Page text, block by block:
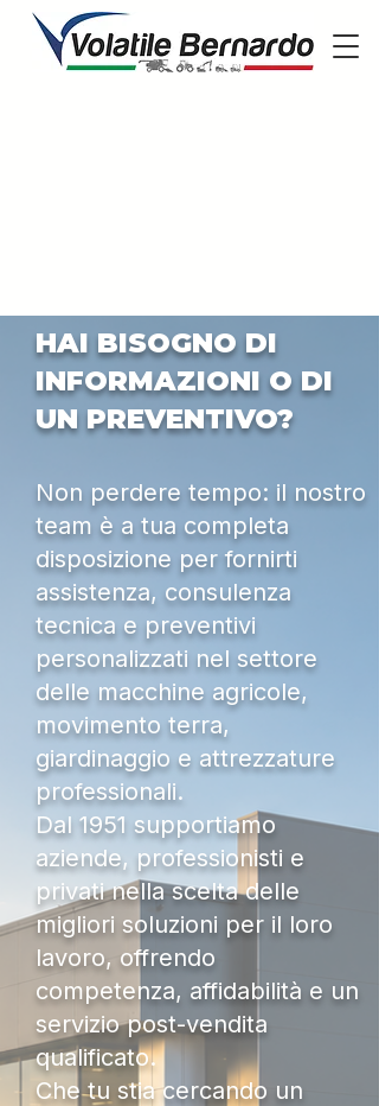
HAI BISOGNO DI
INFORMAZIONI O DI
UN PREVENTIVO?
Non perdere tempo: il nostro
team è a tua completa
disposizione per fornirti
assistenza, consulenza
tecnica e preventivi
personalizzati nel settore
delle macchine agricole,
movimento terra,
giardinaggio e attrezzature
professionali.
Dal 1951 supportiamo
aziende, professionisti e
privati nella scelta delle
migliori soluzioni per il loro
lavoro, offrendo
competenza, affidabilità e un
servizio post-vendita
qualificato.
Che tu stia cercando un